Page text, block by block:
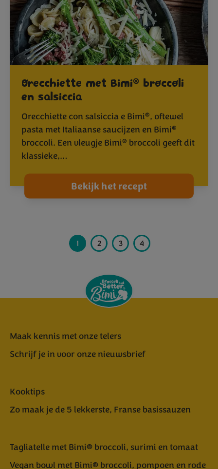
Orecchiette met Bimi® broccoli
en salsiccia
Orecchiette con salsiccia e Bimi®, oftewel
pasta met Italiaanse saucijzen en Bimi®
broccoli. Een vleugje Bimi® broccoli geeft dit
klassieke,…
Bekijk het recept
1 2 3 4
Maak kennis met onze telers
Schrijf je in voor onze nieuwsbrief
Kooktips
Zo maak je de 5 lekkerste, Franse basissauzen
Tagliatelle met Bimi® broccoli, surimi en tomaat
Vegan bowl met Bimi® broccoli, pompoen en rode